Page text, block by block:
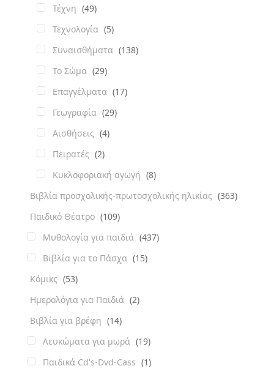
Τέχνη (49)
Τεχνολογία (5)
Συναισθήματα (138)
Το Σώμα (29)
Επαγγέλματα (17)
Γεωγραφία (29)
Αισθήσεις (4)
Πειρατές (2)
Κυκλοφοριακή αγωγή (8)
Βιβλία προσχολικής-πρωτοσχολικής ηλικίας (363)
Παιδικό Θέατρο (109)
Μυθολογία για παιδιά (437)
Βιβλία για το Πάσχα (15)
Κόμικς (53)
Ημερολόγια για Παιδιά (2)
Βιβλία για βρέφη (14)
Λευκώματα για μωρά (19)
Παιδικά Cd's-Dvd-Cass (1)